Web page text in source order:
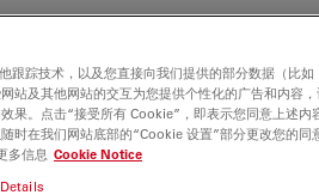
跟踪技术，以及您直接向我们提供的部分数据（比
站及其他网站的交互为您提供个性化的广告和内容
果。点击“接受所有 Cookie”，即表示您同意上述内
时在我们网站底部的“Cookie 设置”部分更改您的同
多信息 Cookie Notice